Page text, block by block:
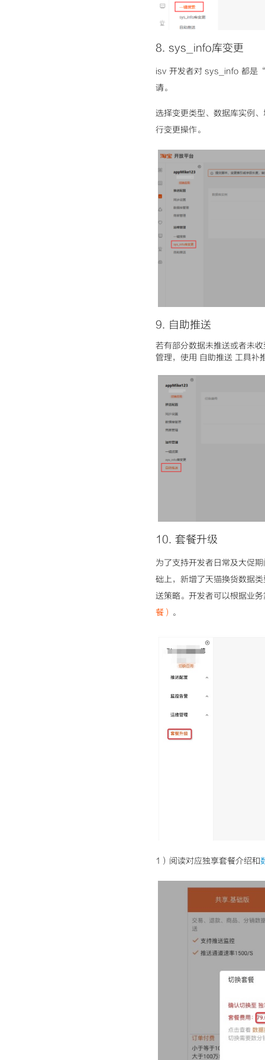
8. sys_info库变更
isv 开发者对 sys_info 都是
请。
选择变更类型、数据库实例
行变更操作。
9. 自助推送
若有部分数据未推送或者未
管理，使用 自助推送 工具补
10. 套餐升级
为了支持开发者日常及大促
础上，新增了天猫换货数据
送策略。开发者可以根据业
餐） 。
1）阅读对应独享套餐介绍和